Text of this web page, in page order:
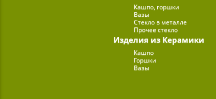
Кашпо, горшки
Вазы
Стекло в металле
Прочее стекло
Изделия из Керамики
Кашпо
Горшки
Вазы